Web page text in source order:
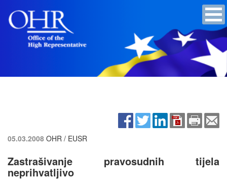
05.03.2008 OHR / EUSR
Zastrašivanje pravosudnih tijela
neprihvatljivo